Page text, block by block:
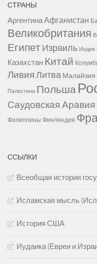
СТРАНЫ
АргентинаАфганистан
Великобритания
ЕгипетИзраиль Индия
Казахстан Китай
ЛивияЛитва Малайзия
Палестина Польша
Саудовская Аравия
Филиппины Финляндия
ССЫЛКИ
Всеобщая история
Исламская мысль
История США
Иудаика (Евреи и